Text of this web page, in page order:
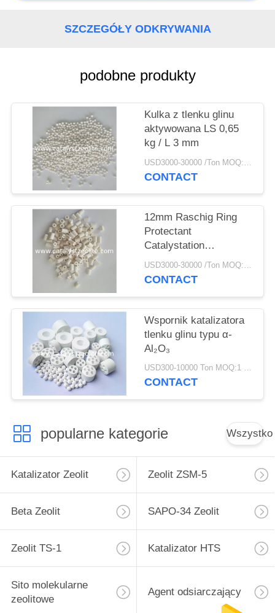
SITEMAPSZCZEGÓŁY ODKRYWANIA
podobne produkty
Kulka z tlenku glinu
aktywowana LS 0,65
kg / L 3 mm
USD3000-30000 /Ton MOQ:1 KG
CONTACT
12mm Raschig Ring
Protectant
Catalystation
Protectant
USD3000-30000 /Ton MOQ:1 KG
CONTACT
Wspornik katalizatora
tlenku glinu typu α-
Al₂O₃
USD300-10000 Ton MOQ:1 KG
CONTACT
popularne kategorie Wszystko
Katalizator Zeolit Zeolit ​​ZSM-5
Beta Zeolit SAPO-34 Zeolit
Zeolit ​​TS-1 Katalizator HTS
Sito molekularne
zeolitowe
Agent odsiarczający